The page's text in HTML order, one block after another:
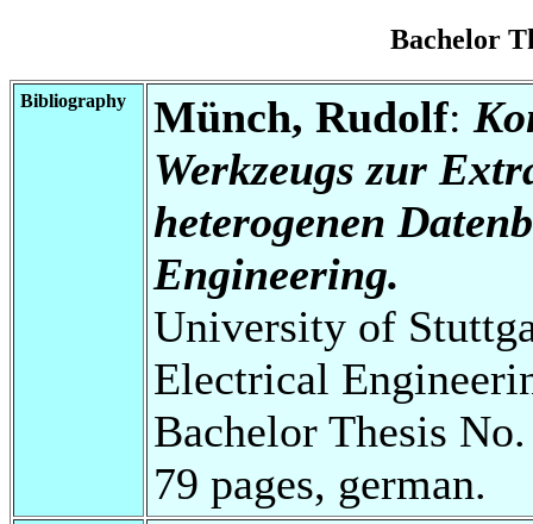
Bachelor
Bibliography Münch, Rudolf:
Werkzeugs zur
heterogenen
Engineering.
University of
Electrical
Bachelor Thesis
79 pages, german.